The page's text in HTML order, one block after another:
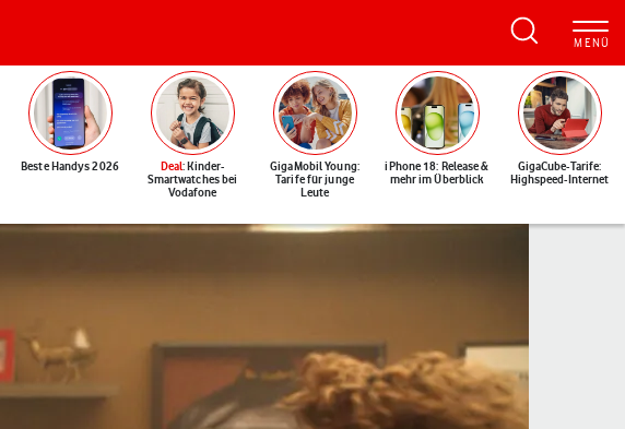
Beste Handys 2026 Deal: Kinder-
Smartwatches bei
Vodafone
GigaMobil Young:
Tarife für junge
Leute
iPhone 18: Release &
mehr im Überblick
GigaCube-Tarife:
Highspeed-Internet